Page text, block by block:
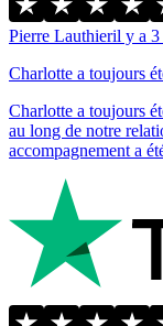
Pierre Lauthieril y a 3
Charlotte a toujours
Charlotte a toujours
au long de notre
accompagnement a